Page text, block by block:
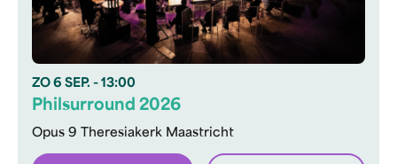
ZO 6 SEP. - 13:00
Opus 9 Theresiakerk Maastricht
Philsurround 2026